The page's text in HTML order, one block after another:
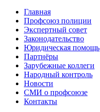
Главная
Профсоюз полиции
Экспертный совет
Законодательство
Юридическая помощь
Партнёры
Зарубежные коллеги
Народный контроль
Новости
СМИ о профсоюзе
Контакты